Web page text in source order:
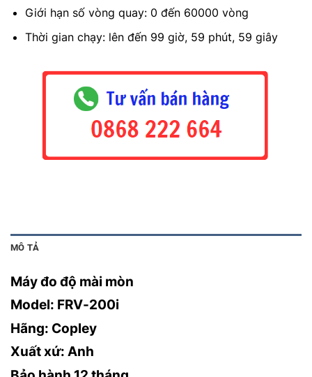
Giới hạn số vòng quay: 0 đến 60000 vòng
Thời gian chạy: lên đến 99 giờ, 59 phút, 59 giây
MÔ TẢ
Máy đo độ mài mòn
Model: FRV-200i
Hãng: Copley
Xuất xứ: Anh